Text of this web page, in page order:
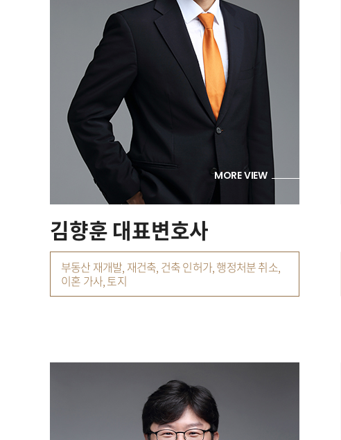
MORE VIEW
김향훈 대표변호사
부동산 재개발, 재건축, 건축 인허가, 행정처분 취소,
이혼 가사, 토지